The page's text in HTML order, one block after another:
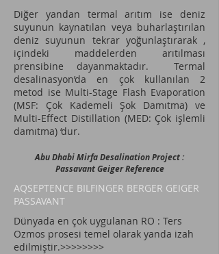
Diğer yandan termal arıtım ise deniz
suyunun kaynatılan veya buharlaştırılan
deniz suyunun tekrar yoğunlaştırarak ,
içindeki maddelerden arıtılması
prensibine dayanmaktadır. Termal
desalinasyon’da en çok kullanılan 2
metod ise Multi-Stage Flash Evaporation
(MSF: Çok Kademeli Şok Damıtma) ve
Multi-Effect Distillation (MED: Çok işlemli
damıtma) ‘dur.
Dünyada en çok uygulanan RO : Ters
Ozmos prosesi temel olarak yanda izah
edilmiştir.>>>>>>>>
Abu Dhabi Mirfa Desalination Project :
Passavant Geiger Reference
AQSEPTENCE BILFINGER BERGER GEIGER
PASSAVANT